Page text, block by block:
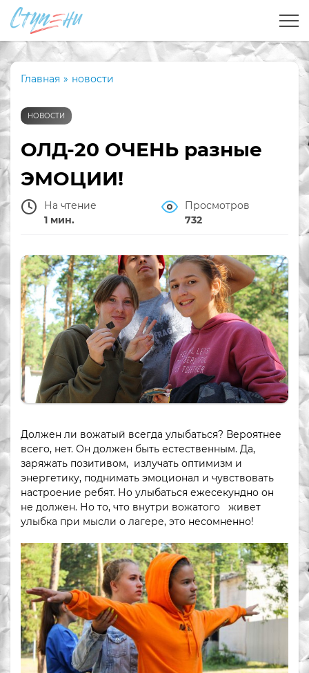
Главная » новости
НОВОСТИ
ОЛД-20 ОЧЕНЬ разные
ЭМОЦИИ!
На чтение
1 мин.
Просмотров
732
Должен ли вожатый всегда улыбаться? Вероятнее
всего, нет. Он должен быть естественным. Да,
заряжать позитивом, излучать оптимизм и
энергетику, поднимать эмоционал и чувствовать
настроение ребят. Но улыбаться ежесекундно он
не должен. Но то, что внутри вожатого живет
улыбка при мысли о лагере, это несомненно!